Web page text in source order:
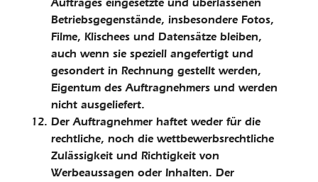
Betriebsgegenstände, insbesondere Fotos,
Filme, Klischees und Datensätze bleiben,
auch wenn sie speziell angefertigt und
gesondert in Rechnung gestellt werden,
Eigentum des Auftragnehmers und werden
nicht ausgeliefert.
Der Auftragnehmer haftet weder für die
rechtliche, noch die wettbewerbsrechtliche
Zulässigkeit und Richtigkeit von
Werbeaussagen oder Inhalten. Der